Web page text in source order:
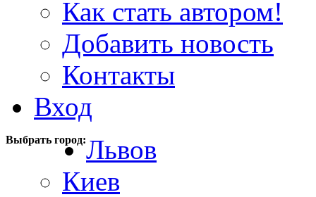
Как стать автором!
Добавить новость
Контакты
Вход
Выбрать город:Львов
Киев